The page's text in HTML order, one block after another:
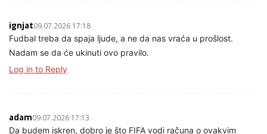
ignjat09.07.2026 17:18
Fudbal treba da spaja ljude, a ne da nas vraća u prošlost.
Nadam se da će ukinuti ovo pravilo.
Log in to Reply
adam09.07.2026 17:13
Da budem iskren, dobro je što FIFA vodi računa o ovakvim